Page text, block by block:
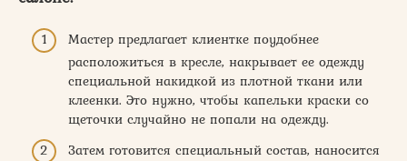
Мастер предлагает клиентке поудобнее
расположиться в кресле, накрывает ее одежду
специальной накидкой из плотной ткани или
клеенки. Это нужно, чтобы капельки краски со
щеточки случайно не попали на одежду.
Затем готовится специальный состав, наносится